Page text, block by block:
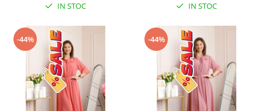
IN STOC IN STOC
-44% -44%